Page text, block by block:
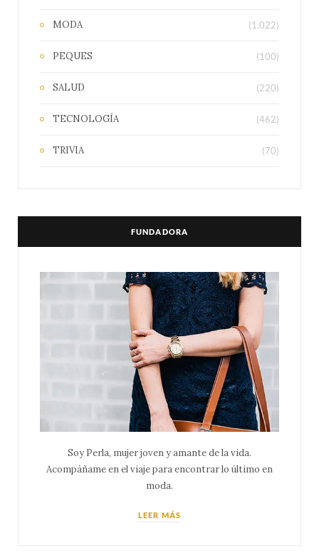
MODA (1.022)
PEQUES (100)
SALUD (220)
TECNOLOGÍA (462)
TRIVIA (70)
FUNDADORA
Soy Perla, mujer joven y amante de la vida.
Acompáñame en el viaje para encontrar lo último en
moda.
LEER MÁS